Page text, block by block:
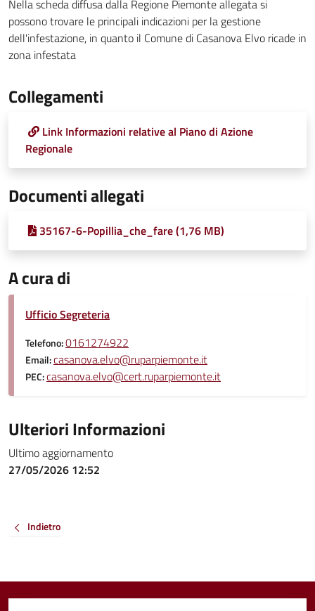
Nella scheda diffusa dalla Regione Piemonte allegata si
possono trovare le principali indicazioni per la gestione
dell'infestazione, in quanto il Comune di Casanova Elvo ricade in
zona infestata
Collegamenti
Link Informazioni relative al Piano di Azione
Regionale
Documenti allegati
35167-6-Popillia_che_fare (1,76 MB)
A cura di
Ufficio Segreteria
Telefono:0161274922
Email:casanova.elvo@ruparpiemonte.it
PEC:casanova.elvo@cert.ruparpiemonte.it
Ulteriori Informazioni
Ultimo aggiornamento
27/05/2026 12:52
Indietro